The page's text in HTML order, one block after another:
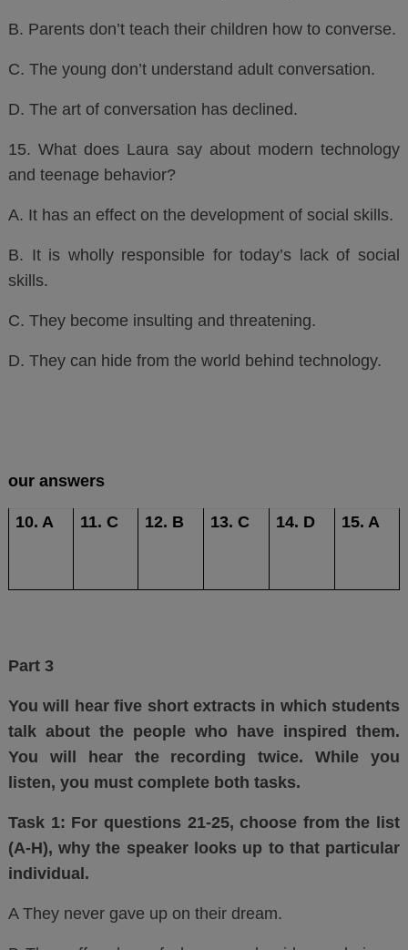
B. Parents don’t teach their children how to converse.
C. The young don’t understand adult conversation.
D. The art of conversation has declined.
15. What does Laura say about modern technology
and teenage behavior?
A. It has an effect on the development of social skills.
B. It is wholly responsible for today’s lack of social
skills.
C. They become insulting and threatening.
D. They can hide from the world behind technology.
our answers
10. A 11. C 12. B 13. C 14. D 15. A
Part 3
You will hear five short extracts in which students
talk about the people who have inspired them.
You will hear the recording twice. While you
listen, you must complete both tasks.
Task 1: For questions 21-25, choose from the list
(A-H), why the speaker looks up to that particular
individual.
A They never gave up on their dream.